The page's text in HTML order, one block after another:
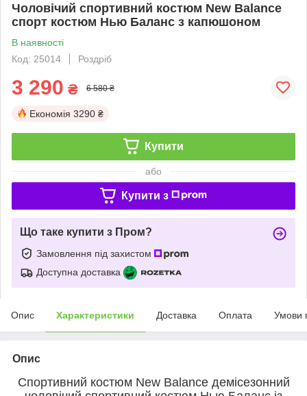
Чоловічий спортивний костюм New Balance
спорт костюм Нью Баланс з капюшоном
В наявності
Код: 25014
Роздріб
3 290 ₴ 6 580 ₴
Економія 3290 ₴
Купити
або
Купити з
Що таке купити з Пром?
Замовлення під захистом
Доступна доставка
Опис Характеристики Доставка Оплата Умови
Опис
Спортивний костюм New Balance демісезонний